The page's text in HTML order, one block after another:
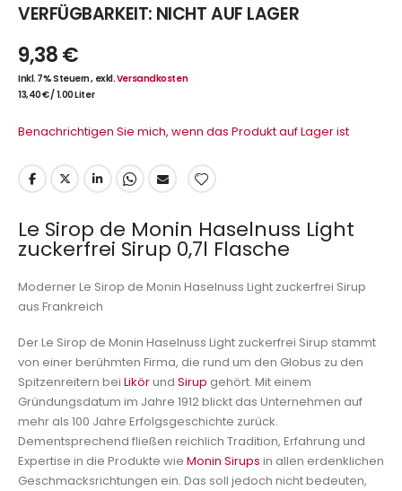
VERFÜGBARKEIT: NICHT AUF LAGER
9,38 €
Inkl. 7% Steuern, exkl.Versandkosten
13,40 €/1.00 Liter
Benachrichtigen Sie mich, wenn das Produkt auf Lager ist
Le Sirop de Monin Haselnuss Light
zuckerfrei Sirup 0,7l Flasche
Moderner Le Sirop de Monin Haselnuss Light zuckerfrei Sirup
aus Frankreich
Der Le Sirop de Monin Haselnuss Light zuckerfrei Sirup stammt
von einer berühmten Firma, die rund um den Globus zu den
Spitzenreitern bei Likörund Sirup gehört. Mit einem
Gründungsdatum im Jahre 1912 blickt das Unternehmen auf
mehr als 100 Jahre Erfolgsgeschichte zurück.
Dementsprechend fließen reichlich Tradition, Erfahrung und
Expertise in die Produkte wie Monin Sirups in allen erdenklichen
Geschmacksrichtungen ein. Das soll jedoch nicht bedeuten,